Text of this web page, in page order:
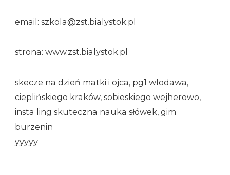
email: szkola@zst.bialystok.pl
strona: www.zst.bialystok.pl
skecze na dzień matki i ojca, pg1 wlodawa,
cieplińskiego kraków, sobieskiego wejherowo,
insta ling skuteczna nauka słówek, gim
burzenin
yyyyy